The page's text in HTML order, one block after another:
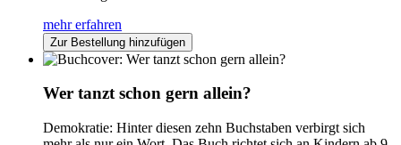
mehr erfahren
Zur Bestellung hinzufügen
Wer tanzt schon gern allein?
Demokratie: Hinter diesen zehn Buchstaben verbirgt sich